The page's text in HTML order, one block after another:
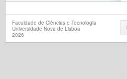
Faculdade de Ciências e Tecnologia
Universidade Nova de Lisboa
2026